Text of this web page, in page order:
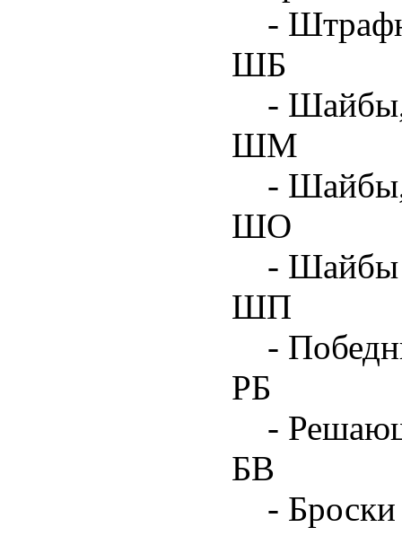
-
ШБ
- Шайбы,
ШМ
- Шайбы,
ШО
- Шайбы
ШП
-
РБ
-
БВ
-